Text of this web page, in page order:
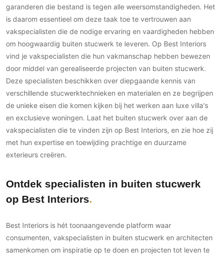
garanderen die bestand is tegen alle weersomstandigheden. Het
is daarom essentieel om deze taak toe te vertrouwen aan
vakspecialisten die de nodige ervaring en vaardigheden hebben
om hoogwaardig buiten stucwerk te leveren. Op Best Interiors
vind je vakspecialisten die hun vakmanschap hebben bewezen
door middel van gerealiseerde projecten van buiten stucwerk.
Deze specialisten beschikken over diepgaande kennis van
verschillende stucwerktechnieken en materialen en ze begrijpen
de unieke eisen die komen kijken bij het werken aan luxe villa's
en exclusieve woningen. Laat het buiten stucwerk over aan de
vakspecialisten die te vinden zijn op Best Interiors, en zie hoe zij
met hun expertise en toewijding prachtige en duurzame
exterieurs creëren.
Ontdek specialisten in buiten stucwerk
op Best Interiors
Best Interiors is hét toonaangevende platform waar
consumenten, vakspecialisten in buiten stucwerk en architecten
samenkomen om inspiratie op te doen en projecten tot leven te